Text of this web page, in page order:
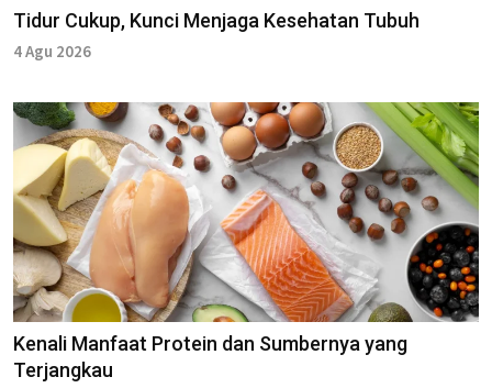
Tidur Cukup, Kunci Menjaga Kesehatan Tubuh
4 Agu 2026
Kenali Manfaat Protein dan Sumbernya yang
Terjangkau